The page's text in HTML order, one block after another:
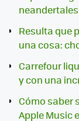
Resulta que
una cosa:
Carrefour
y con una
Cómo saber
Apple Music